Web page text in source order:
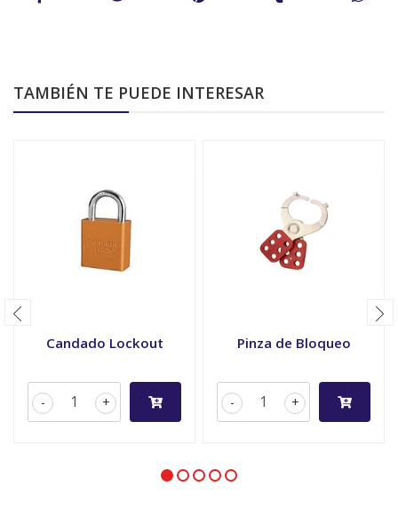
TAMBIÉN TE PUEDE INTERESAR
Candado Lockout
+
-
Pinza de Bloqueo
+
-